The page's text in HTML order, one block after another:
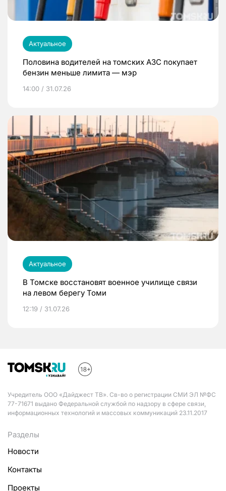
Актуальное
Половина водителей на томских АЗС покупает
бензин меньше лимита — мэр
14:00 / 31.07.26
Актуальное
В Томске восстановят военное училище связи
на левом берегу Томи
12:19 / 31.07.26
Учредитель ООО «Дайджест ТВ». Св-во о регистрации СМИ ЭЛ №ФС
77-71671 выдано Федеральной службой по надзору в сфере связи,
информационных технологий и массовых коммуникаций 23.11.2017
Разделы
Новости
Контакты
Проекты